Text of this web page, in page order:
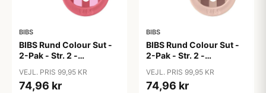
BIBS
BIBS Rund Colour Sut -
2-Pak - Str. 2 -
Studio - Baby Pink/Coral
Mix
VEJL. PRIS 99,95 KR
74,96 kr
BIBS
BIBS Rund Colour Sut -
2-Pak - Str. 2 -
Studio - Blush Mix
VEJL. PRIS 99,95 KR
74,96 kr